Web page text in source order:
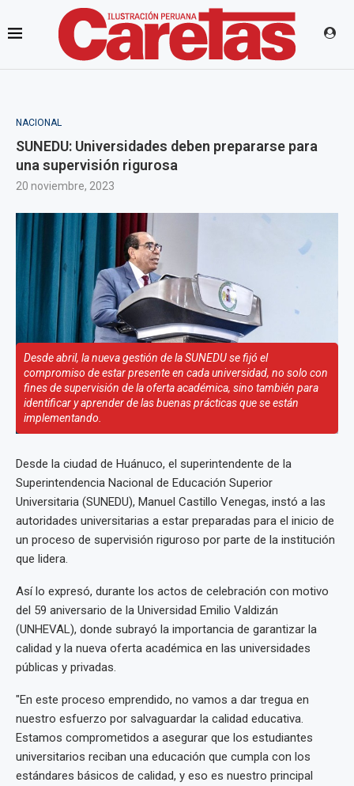
NACIONAL
SUNEDU: Universidades deben prepararse para
una supervisión rigurosa
20 noviembre, 2023
Desde abril, la nueva gestión de la SUNEDU se fijó el
compromiso de estar presente en cada universidad, no solo con
fines de supervisión de la oferta académica, sino también para
identificar y aprender de las buenas prácticas que se están
implementando.
Desde la ciudad de Huánuco, el superintendente de la
Superintendencia Nacional de Educación Superior
Universitaria (SUNEDU), Manuel Castillo Venegas, instó a las
autoridades universitarias a estar preparadas para el inicio de
un proceso de supervisión riguroso por parte de la institución
que lidera.
Así lo expresó, durante los actos de celebración con motivo
del 59 aniversario de la Universidad Emilio Valdizán
(UNHEVAL), donde subrayó la importancia de garantizar la
calidad y la nueva oferta académica en las universidades
públicas y privadas.
"En este proceso emprendido, no vamos a dar tregua en
nuestro esfuerzo por salvaguardar la calidad educativa.
Estamos comprometidos a asegurar que los estudiantes
universitarios reciban una educación que cumpla con los
estándares básicos de calidad, y eso es nuestro principal